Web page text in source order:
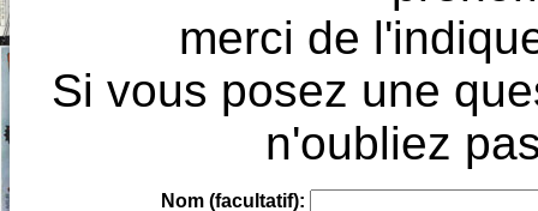
merci de
Si vous posez une
n'oubliez
Nom (facultatif):